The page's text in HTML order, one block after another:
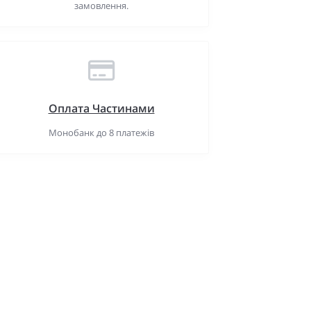
замовлення.
Оплата Частинами
Монобанк до 8 платежів